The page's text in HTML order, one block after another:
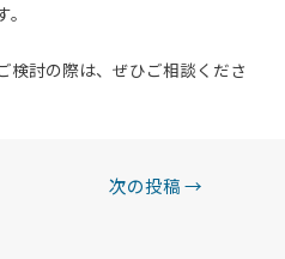
検討の際は、ぜひご相談くださ
次の投稿→